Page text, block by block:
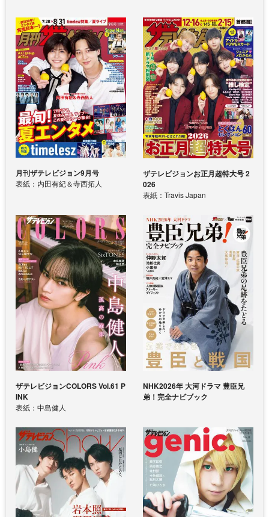
月刊ザテレビジョン9月号
表紙：内田有紀＆寺西拓人
ザテレビジョンお正月超特大号 2
026
表紙：Travis Japan
ザテレビジョンCOLORS Vol.61 P
INK
表紙：中島健人
NHK2026年 大河ドラマ 豊臣兄
弟！完全ナビブック